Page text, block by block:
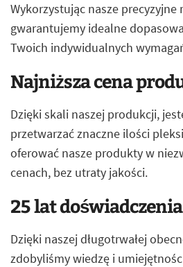
Wykorzystując nasze precyzyjne
gwarantujemy idealne
Twoich indywidualnych
Najniższa cena
Dzięki skali naszej produkcji,
przetwarzać znaczne ilości
oferować nasze produkty w
cenach, bez utraty jakości.
25 lat doświadczenia
Dzięki naszej długotrwałej
zdobyliśmy wiedzę i